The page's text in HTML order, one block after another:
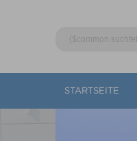
STARTSEITE